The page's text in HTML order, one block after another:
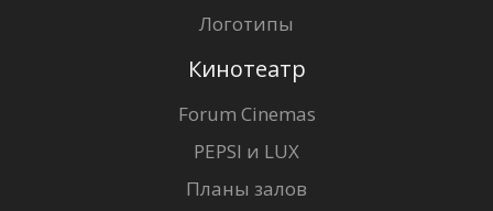
Логотипы
Кинотеатр
Forum Cinemas
PEPSI и LUX
Планы залов